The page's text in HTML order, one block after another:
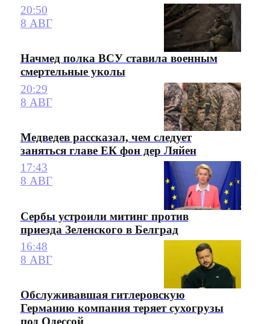
20:50
8 АВГ
Начмед полка ВСУ ставила военным
смертельные уколы
20:29
8 АВГ
Медведев рассказал, чем следует
заняться главе ЕК фон дер Ляйен
17:43
8 АВГ
Сербы устроили митинг против
приезда Зеленского в Белград
16:48
8 АВГ
Обслуживавшая гитлеровскую
Германию компания теряет сухогрузы
под Одессой